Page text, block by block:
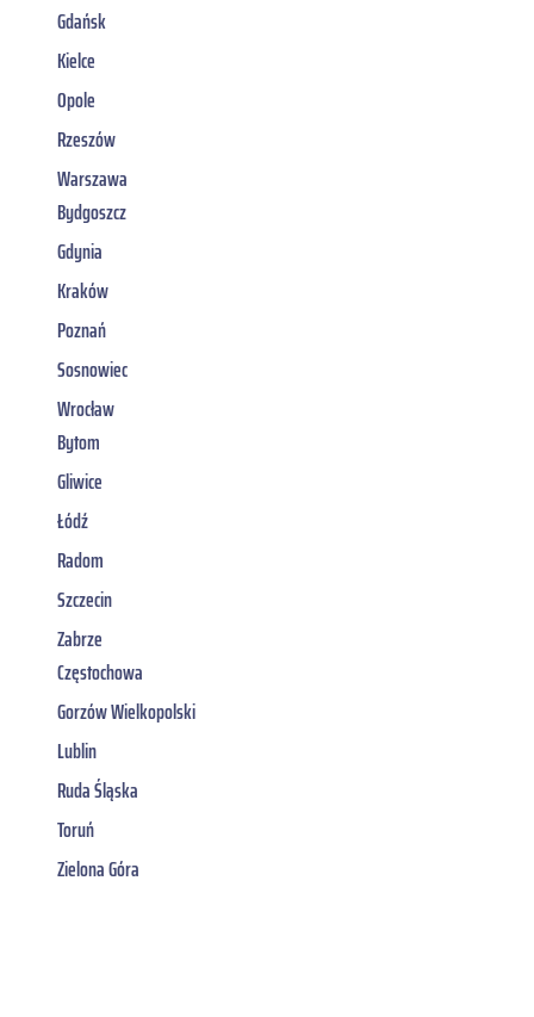
Gdańsk
Kielce
Opole
Rzeszów
Warszawa
Bydgoszcz
Gdynia
Kraków
Poznań
Sosnowiec
Wrocław
Bytom
Gliwice
Łódź
Radom
Szczecin
Zabrze
Częstochowa
Gorzów Wielkopolski
Lublin
Ruda Śląska
Toruń
Zielona Góra